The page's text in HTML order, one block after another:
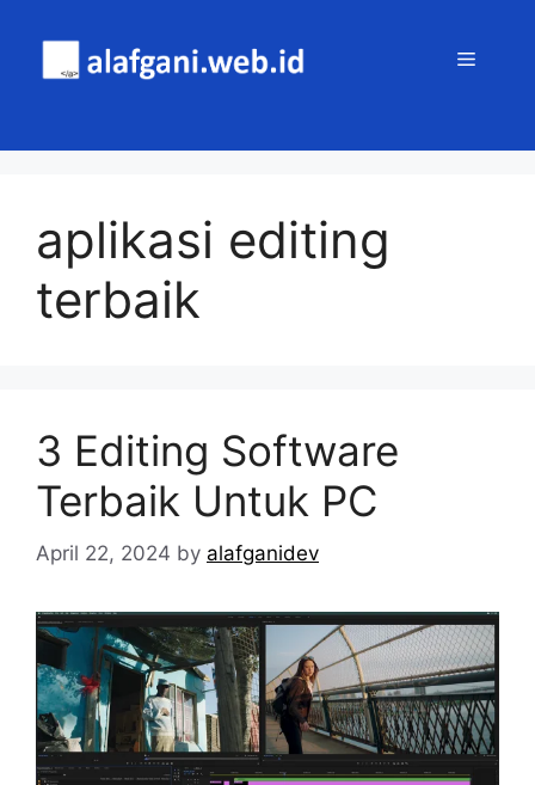
content
MENU
aplikasi editing
terbaik
3 Editing Software
Terbaik Untuk PC
April 22, 2024 by alafganidev